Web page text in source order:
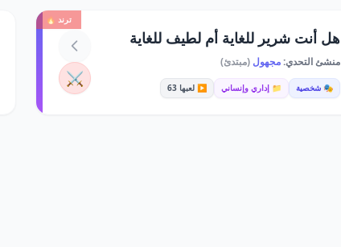
ترند 🔥
هل أنت شرير للغاية أم لطيف للغاية
منشئ التحدي:مجهول (مبتدئ)
🎭 شخصية 📁 إداري وإنساني ▶️ لعبها 63 ⚔️